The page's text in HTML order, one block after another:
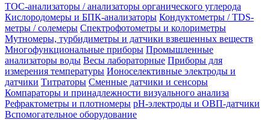
TOC-анализаторы / анализаторы органического углерода
Кислородомеры и БПК-анализаторы Кондуктометры / TDS-
метры / солемеры Спектрофотометры и колориметры
Мутномеры, турбидиметры и датчики взвешенных веществ
Многофункциональные приборы Промышленные
анализаторы воды Весы лабораторные Приборы для
измерения температуры Ионоселективные электроды и
датчики Титраторы Сменные датчики и сенсоры
Компараторы и принадлежности визуального анализа
Рефрактометры и плотномеры pH-электроды и ОВП-датчики
Вспомогательное оборудование